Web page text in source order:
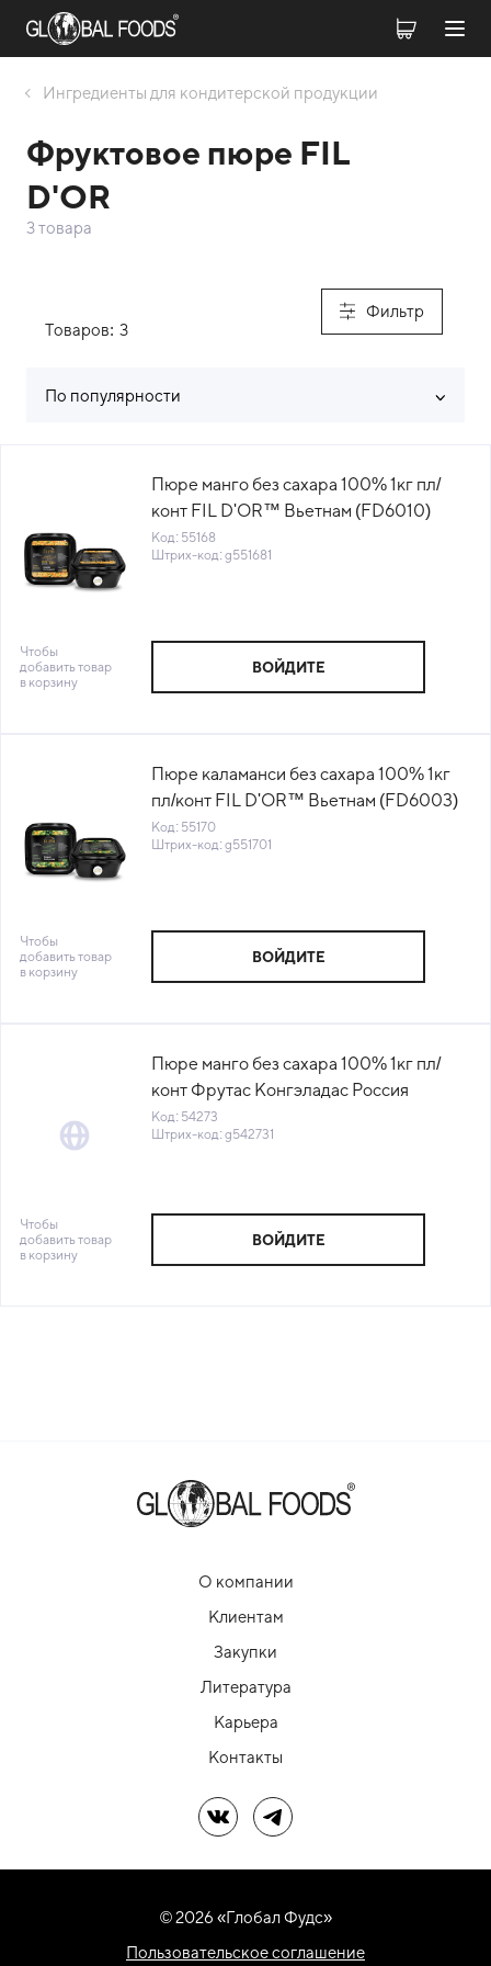
Ингредиенты для кондитерской продукции
Фруктовое пюре FIL
D'OR
3 товара
Фильтр
Товаров: 3
По популярности
Пюре манго без сахара 100% 1кг пл/
конт FIL D'OR™ Вьетнам (FD6010)
(КОД 55168) (-18°С)
Код: 55168
Штрих-код: g551681
Чтобы
добавить товар
в корзину
ВОЙДИТЕ
Пюре каламанси без сахара 100% 1кг
пл/конт FIL D'OR™ Вьетнам (FD6003)
(КОД 55170) (-18°С)
Код: 55170
Штрих-код: g551701
Чтобы
добавить товар
в корзину
ВОЙДИТЕ
Пюре манго без сахара 100% 1кг пл/
конт Фрутас Конгэладас Россия
(500483) (КОД 54273) (-18°С)
Код: 54273
Штрих-код: g542731
Чтобы
добавить товар
в корзину
ВОЙДИТЕ
О компании
Клиентам
Закупки
Литература
Карьера
Контакты
Мы в ВКМы в Telegram
© 2026 «Глобал Фудс»
Пользовательское соглашение